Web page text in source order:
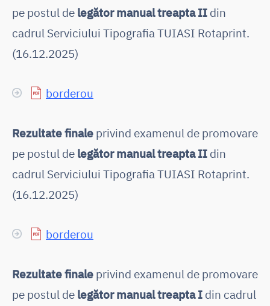
pe postul de legător manual treapta II din
cadrul Serviciului Tipografia TUIASI Rotaprint.
(16.12.2025)
borderou
Rezultate finale privind examenul de promovare
pe postul de legător manual treapta II din
cadrul Serviciului Tipografia TUIASI Rotaprint.
(16.12.2025)
borderou
Rezultate finale privind examenul de promovare
pe postul de legător manual treapta I din cadrul